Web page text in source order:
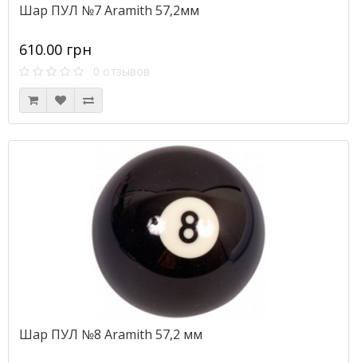
Шар ПУЛ №7 Aramith 57,2мм
610.00 грн
0 отзывов
Шар ПУЛ №8 Aramith 57,2 мм